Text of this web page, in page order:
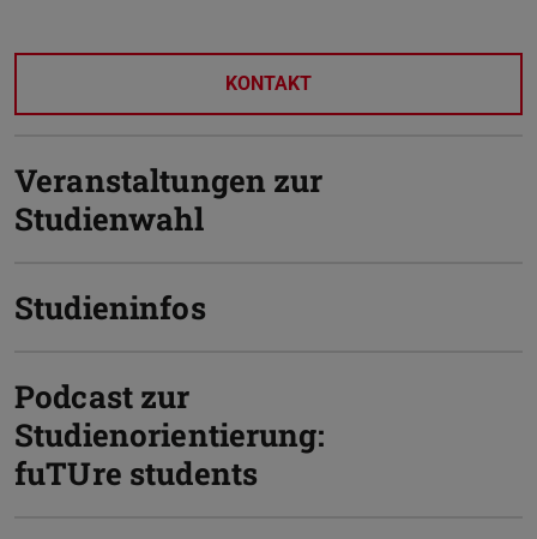
KONTAKT
Veranstaltungen zur
Studienwahl
Studieninfos
Podcast zur
Studienorientierung:
fuTUre students